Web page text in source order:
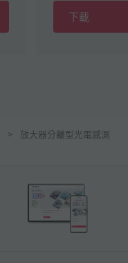
下載
放大器分離型光電感測